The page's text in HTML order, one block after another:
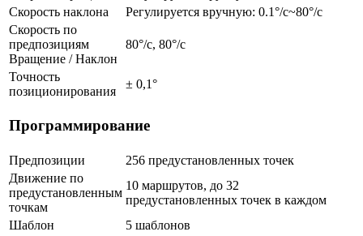
Скорость наклона
Регулируется вручную: 0.1°/с~80°/с
Скорость по
предпозициям
Вращение / Наклон
80°/с, 80°/с
Точность
позиционирования
± 0,1°
Программирование
Предпозиции
256 предустановленных точек
Движение по
предустановленным
точкам
10 маршрутов, до 32
предустановленных точек в каждом
Шаблон
5 шаблонов